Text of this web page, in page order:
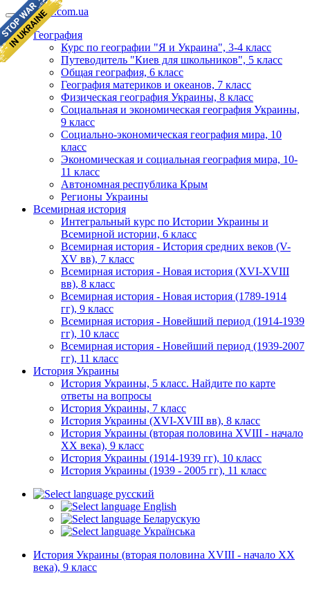
geomap.com.ua
География
Курс по географии "Я и Украина", 3-4 класс
Путеводитель "Киев для школьников", 5 класс
Общая география, 6 класс
География материков и океанов, 7 класс
Физическая география Украины, 8 класс
Социальная и экономическая география Украины,
9 класс
Социально-экономическая география мира, 10
класс
Экономическая и социальная география мира, 10-
11 класс
Автономная республика Крым
Регионы Украины
Всемирная история
Интегральный курс по Истории Украины и
Всемирной истории, 6 класс
Всемирная история - История средних веков (V-
XV вв), 7 класс
Всемирная история - Новая история (XVI-XVIII
вв), 8 класс
Всемирная история - Новая история (1789-1914
гг), 9 класс
Всемирная история - Новейший период (1914-1939
гг), 10 класс
Всемирная история - Новейший период (1939-2007
гг), 11 класс
История Украины
История Украины, 5 класс. Найдите по карте
ответы на вопросы
История Украины, 7 класс
История Украины (XVI-XVIII вв), 8 класс
История Украины (вторая половина XVIII - начало
XX века), 9 класс
История Украины (1914-1939 гг), 10 класс
История Украины (1939 - 2005 гг), 11 класс
русский
English
Беларускую
Українська
История Украины (вторая половина XVIII - начало XX
века), 9 класс